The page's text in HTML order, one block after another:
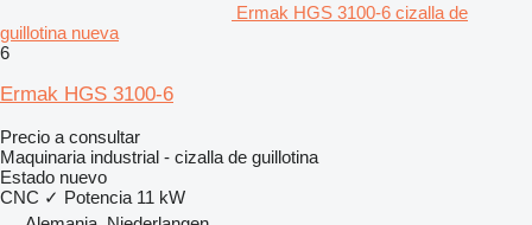
Ermak HGS 3100-6 cizalla de
guillotina nueva
6
Ermak HGS 3100-6
Precio a consultar
Maquinaria industrial - cizalla de guillotina
Estado nuevo
CNC ✓ Potencia 11 kW